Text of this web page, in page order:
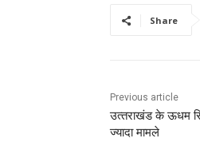
b
k
Share
Previous article
उत्‍तराखंड के ऊधम
ज्यादा मामले